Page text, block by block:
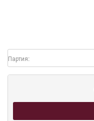
Партия: